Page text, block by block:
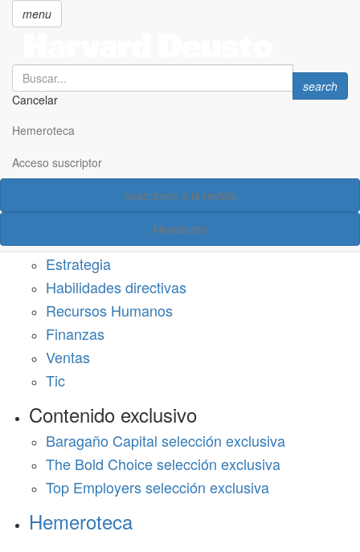
principal
menu
Search
Cancelar
Search
search
Hemeroteca
Acceso suscriptor
Suscríbete a la revista
Newsletter
Acceso suscriptor
Estrategia
Habilidades directivas
Recursos Humanos
Finanzas
Ventas
Tic
Contenido exclusivo
Baragaño Capital selección exclusiva
The Bold Choice selección exclusiva
Top Employers selección exclusiva
Hemeroteca